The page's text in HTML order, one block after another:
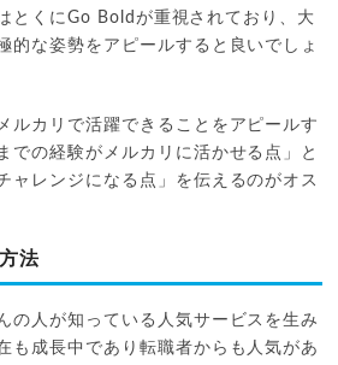
とくにGo Boldが重視されており、大
的な姿勢をアピールすると良いでしょ
ルカリで活躍できることをアピールす
での経験がメルカリに活かせる点」と
ャレンジになる点」を伝えるのがオス
法
の人が知っている人気サービスを生み
も成長中であり転職者からも人気があ